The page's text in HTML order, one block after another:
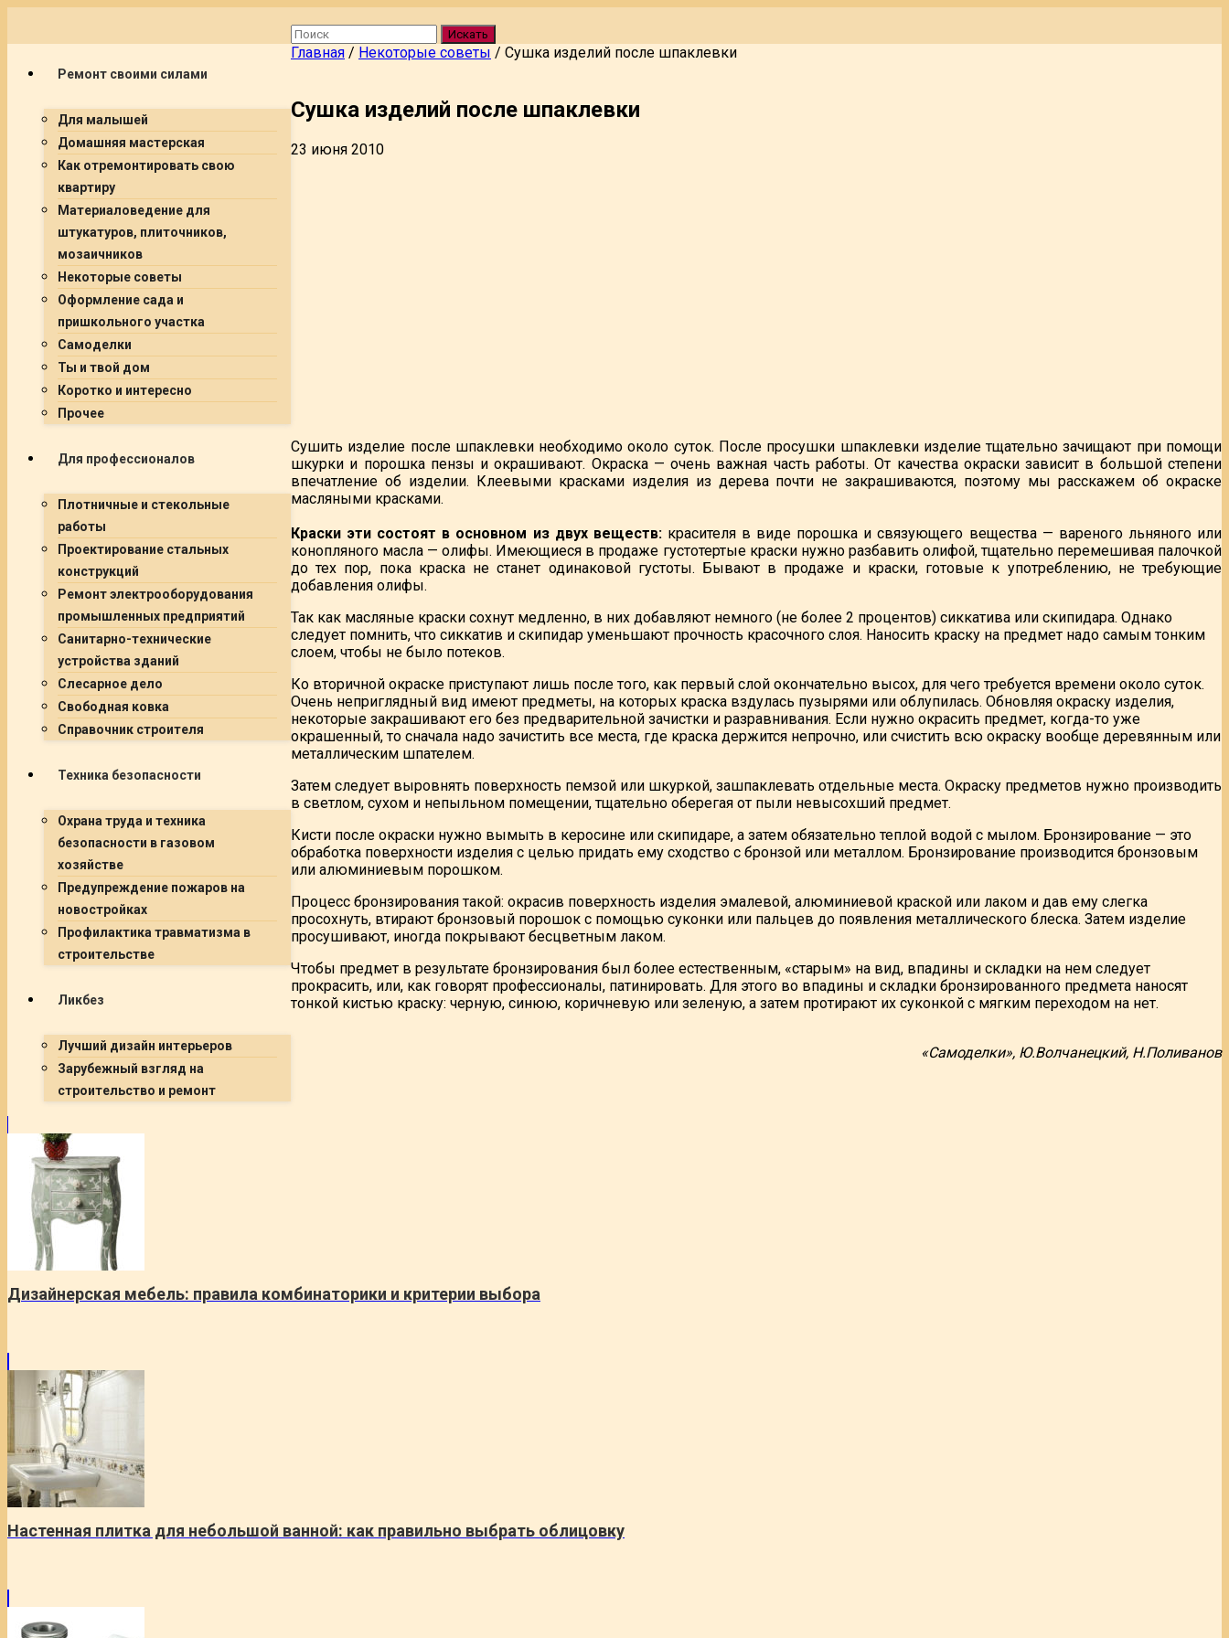
Ремонт своими силами
Для малышей
Домашняя мастерская
Как отремонтировать свою
квартиру
Материаловедение для
штукатуров, плиточников,
мозаичников
Некоторые советы
Оформление сада и
пришкольного участка
Самоделки
Ты и твой дом
Коротко и интересно
Прочее
Для профессионалов
Плотничные и стекольные
работы
Проектирование стальных
конструкций
Ремонт электрооборудования
промышленных предприятий
Санитарно-технические
устройства зданий
Слесарное дело
Свободная ковка
Справочник строителя
Техника безопасности
Охрана труда и техника
безопасности в газовом
хозяйстве
Предупреждение пожаров на
новостройках
Профилактика травматизма в
строительстве
Ликбез
Лучший дизайн интерьеров
Зарубежный взгляд на
строительство и ремонт
Искать
Главная / Некоторые советы / Сушка изделий после шпаклевки
Сушка изделий после шпаклевки
23 июня 2010
Сушить изделие после шпаклевки необходимо около суток. После просушки шпаклевки изделие тщательно зачищают при помощи
шкурки и порошка пензы и окрашивают. Окраска — очень важная часть работы. От качества окраски зависит в большой степени
впечатление об изделии. Клеевыми красками изделия из дерева почти не закрашиваются, поэтому мы расскажем об окраске
масляными красками.
Краски эти состоят в основном из двух веществ: красителя в виде порошка и связующего вещества — вареного льняного или
конопляного масла — олифы. Имеющиеся в продаже густотертые краски нужно разбавить олифой, тщательно перемешивая палочкой
до тех пор, пока краска не станет одинаковой густоты. Бывают в продаже и краски, готовые к употреблению, не требующие
добавления олифы.
Так как масляные краски сохнут медленно, в них добавляют немного (не более 2 процентов) сиккатива или скипидара. Однако
следует помнить, что сиккатив и скипидар уменьшают прочность красочного слоя. Наносить краску на предмет надо самым тонким
слоем, чтобы не было потеков.
Ко вторичной окраске приступают лишь после того, как первый слой окончательно высох, для чего требуется времени около суток.
Очень неприглядный вид имеют предметы, на которых краска вздулась пузырями или облупилась. Обновляя окраску изделия,
некоторые закрашивают его без предварительной зачистки и разравнивания. Если нужно окрасить предмет, когда-то уже
окрашенный, то сначала надо зачистить все места, где краска держится непрочно, или счистить всю окраску вообще деревянным или
металлическим шпателем.
Затем следует выровнять поверхность пемзой или шкуркой, зашпаклевать отдельные места. Окраску предметов нужно производить
в светлом, сухом и непыльном помещении, тщательно оберегая от пыли невысохший предмет.
Кисти после окраски нужно вымыть в керосине или скипидаре, а затем обязательно теплой водой с мылом. Бронзирование — это
обработка поверхности изделия с целью придать ему сходство с бронзой или металлом. Бронзирование производится бронзовым
или алюминиевым порошком.
Процесс бронзирования такой: окрасив поверхность изделия эмалевой, алюминиевой краской или лаком и дав ему слегка
просохнуть, втирают бронзовый порошок с помощью суконки или пальцев до появления металлического блеска. Затем изделие
просушивают, иногда покрывают бесцветным лаком.
Чтобы предмет в результате бронзирования был более естественным, «старым» на вид, впадины и складки на нем следует
прокрасить, или, как говорят профессионалы, патинировать. Для этого во впадины и складки бронзированного предмета наносят
тонкой кистью краску: черную, синюю, коричневую или зеленую, а затем протирают их суконкой с мягким переходом на нет.
«Самоделки», Ю.Волчанецкий, Н.Поливанов
Дизайнерская мебель: правила комбинаторики и критерии выбора
Настенная плитка для небольшой ванной: как правильно выбрать облицовку